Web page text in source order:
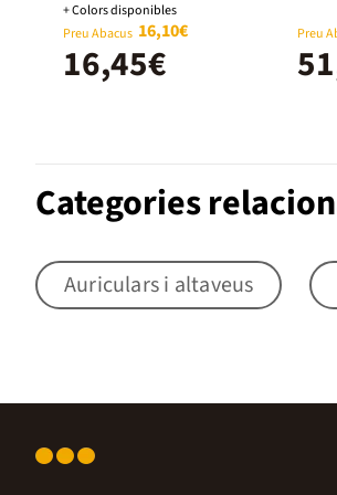
+ Colors disponibles
Preu Abacus 16,10€
16,45€
Preu
Categories
Auriculars i altaveus